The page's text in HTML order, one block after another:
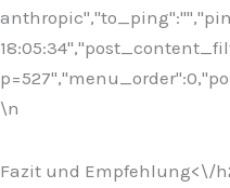
\n
Fazit und Empfehlung<\/